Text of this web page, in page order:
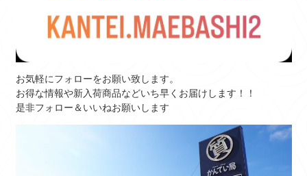
お気軽にフォローをお願い致します。
お得な情報や新入荷商品などいち早くお届けします！！
是非フォロー＆いいねお願いします